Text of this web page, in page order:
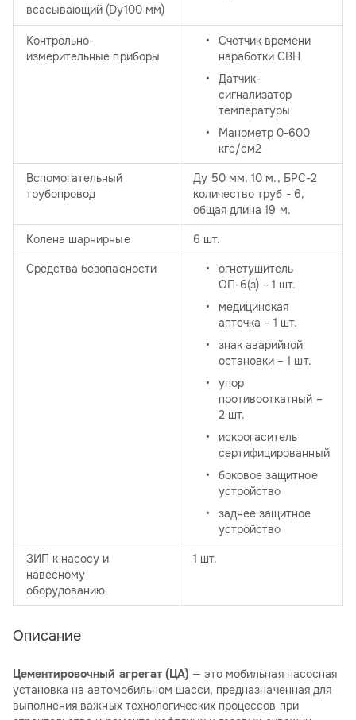
всасывающий (Dу100 мм)
Контрольно-
измерительные приборы
Счетчик времени
наработки СВН
Датчик-
сигнализатор
температуры
Манометр 0-600
кгс/см2
Вспомогательный
трубопровод
Ду 50 мм, 10 м., БРС-2
количество труб - 6,
общая длина 19 м.
Колена шарнирные 6 шт.
Средства безопасности
огнетушитель
ОП-6(з) – 1 шт.
медицинская
аптечка – 1 шт.
знак аварийной
остановки – 1 шт.
упор
противооткатный –
2 шт.
искрогаситель
сертифицированный
боковое защитное
устройство
заднее защитное
устройство
ЗИП к насосу и
навесному
оборудованию
1 шт.
Описание
Цементировочный агрегат (ЦА) — это мобильная насосная
установка на автомобильном шасси, предназначенная для
выполнения важных технологических процессов при